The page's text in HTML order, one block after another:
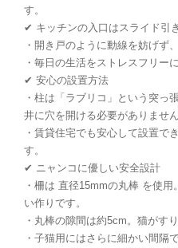
す。
✔ キッチンの入口はスライド引
・開き戸のように動線を妨げず
・毎日の生活をストレスフリー
✔ 安心の設置方法
・柱は「ラブリコ」という突っ
井に穴を開ける必要がありません
・賃貸住宅でも安心して設置で
す。
✔ ニャンコに優しい安全設計
・柵は 直径15mmの丸棒 を使
い作りです。
・丸棒の隙間は約5cm。猫がす
・子猫用にはさらに細かい間隔